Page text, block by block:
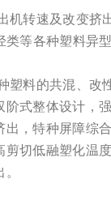
机转速及改变挤
等各种塑料异型
塑料的共混、改
阶式整体设计，
出，特种屏障综
剪切低融塑化温